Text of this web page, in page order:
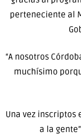
perteneciente al
“A nosotros
muchísimo
Una vez
a la